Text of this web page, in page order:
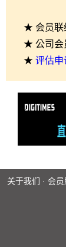
★ 会员联
★ 公司会
★ 评估申
关于我们 · 会员